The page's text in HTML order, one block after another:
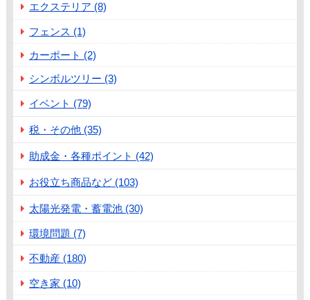
エクステリア (8)
フェンス (1)
カーポート (2)
シンボルツリー (3)
イベント (79)
税・その他 (35)
助成金・各種ポイント (42)
お役立ち商品など (103)
太陽光発電・蓄電池 (30)
環境問題 (7)
不動産 (180)
空き家 (10)